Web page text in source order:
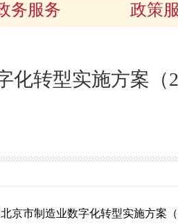
务服务 政策
化转型实施方案（
京市制造业数字化转型实施方案